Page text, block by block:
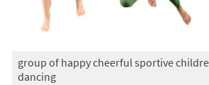
group of happy cheerful sportive
dancing